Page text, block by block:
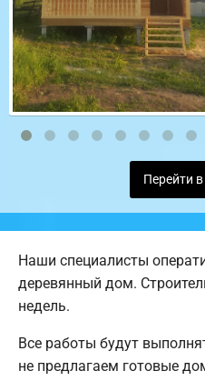
Перейти
Наши специалисты
деревянный дом.
недель.
Все работы будут
не предлагаем готовые